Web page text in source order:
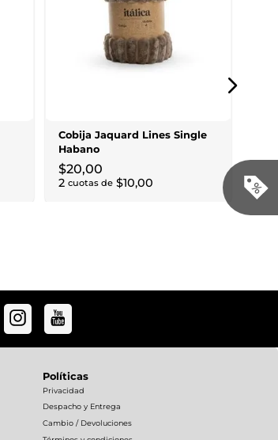
Cobija Jaquard Lines Single
Habano
$20,00
2 cuotas de $10,00
Políticas
Privacidad
Despacho y Entrega
Cambio / Devoluciones